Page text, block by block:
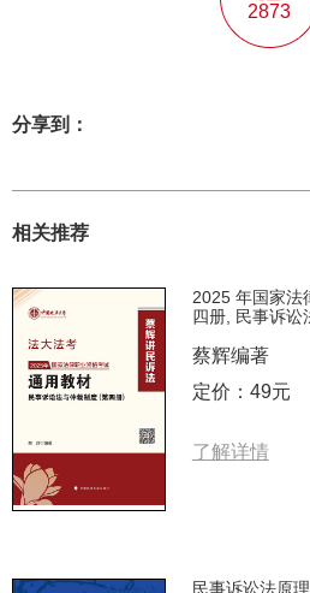
2873
分享到：
相关推荐
2025 年国家法
四册, 民事诉讼
蔡辉编著
定价：49元
了解详情
民事诉讼法原